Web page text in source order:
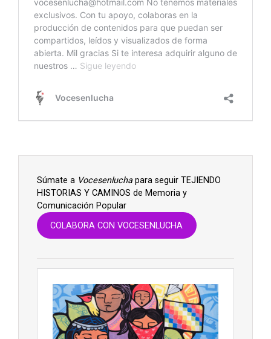
Súmate a Vocesenluchapara seguir TEJIENDO
HISTORIAS Y CAMINOS de Memoria y
Comunicación Popular
COLABORA CON VOCESENLUCHA